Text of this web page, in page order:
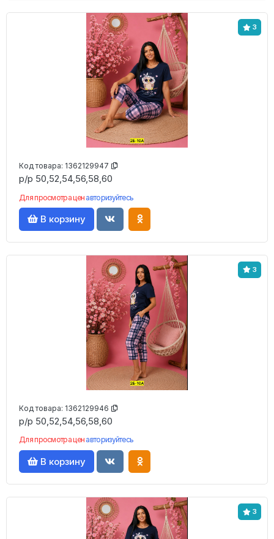
3
Код товара: 1362129947
р/р 50,52,54,56,58,60
Для просмотра цен авторизуйтесь
В корзину
3
Код товара: 1362129946
р/р 50,52,54,56,58,60
Для просмотра цен авторизуйтесь
В корзину
3